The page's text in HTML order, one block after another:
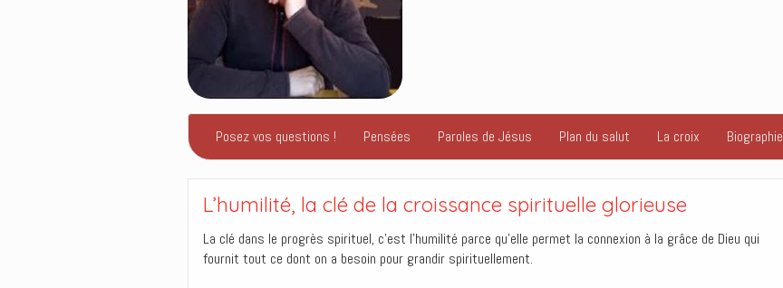
Posez vos questions ! Pensées Paroles de Jésus Plan du salut La croix Biographie
L’humilité, la clé de la croissance spirituelle glorieuse
La clé dans le progrès spirituel, c’est l’humilité parce qu’elle permet la connexion à la grâce de Dieu qui
fournit tout ce dont on a besoin pour grandir spirituellement.